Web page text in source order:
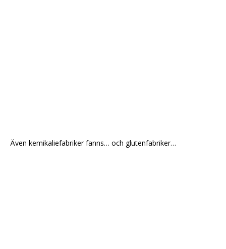
Även kemikaliefabriker fanns… och glutenfabriker…